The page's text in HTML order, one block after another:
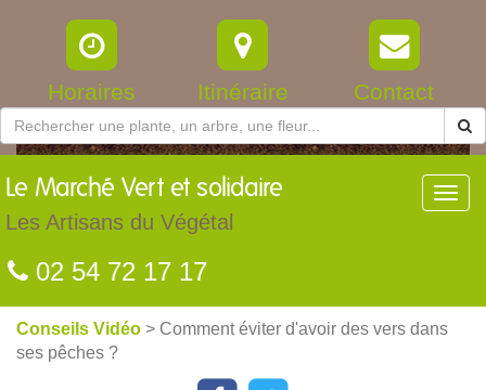
Horaires Itinéraire Contact
Le Marché Vert et solidaire
Les Artisans du Végétal
02 54 72 17 17
Conseils Vidéo > Comment éviter d'avoir des vers dans
ses pêches ?